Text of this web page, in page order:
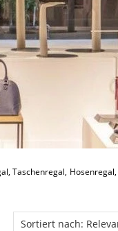
Taschenregal,
Sortiert nach: